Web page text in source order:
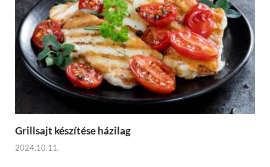
Grillsajt készítése házilag
2024.10.11.